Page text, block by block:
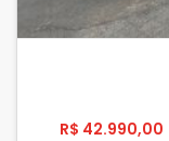
R$ 42.990,00